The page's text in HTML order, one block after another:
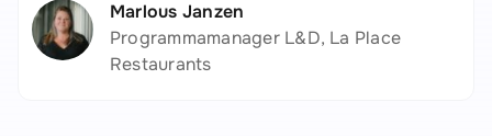
Marlous Janzen
Programmamanager L&D, La Place
Restaurants